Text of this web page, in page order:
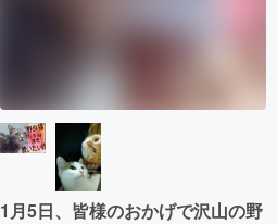
CAMPFIRE for Social Good
CAMPFIREふるさと納税
1月5日、皆様のおかげで沢山の野